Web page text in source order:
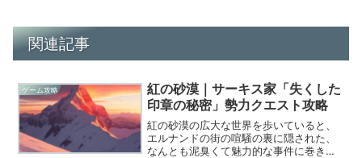
関連記事
ゲーム攻略
紅の砂漠｜サーキス家「失くした
印章の秘密」勢力クエスト攻略
紅の砂漠の広大な世界を歩いていると、
エルナンドの街の喧騒の裏に隠された、
なんとも泥臭くて魅力的な事件に巻き込